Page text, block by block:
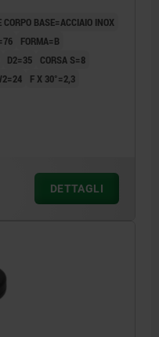
CORPO BASE=ACCIAIO INOX
FORMA=B
D2=35
CORSA S=8
F X 30°=2,3
DETTAGLI